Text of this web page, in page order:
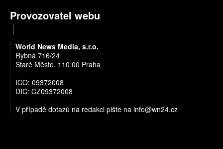
Provozovatel webu
World News Media, s.r.o.
Rybná 716/24
Staré Město, 110 00 Praha
IČO: 09372008
DIČ: CZ09372008
V případě dotazů na redakci pište na info@wn24.cz